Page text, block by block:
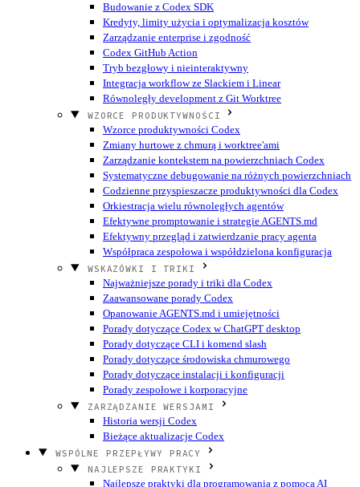
Budowanie z Codex SDK
Kredyty, limity użycia i optymalizacja kosztów
Zarządzanie enterprise i zgodność
Codex GitHub Action
Tryb bezgłowy i nieinteraktywny
Integracja workflow ze Slackiem i Linear
Równoległy development z Git Worktree
WZORCE PRODUKTYWNOŚCI
Wzorce produktywności Codex
Zmiany hurtowe z chmurą i worktree'ami
Zarządzanie kontekstem na powierzchniach Codex
Systematyczne debugowanie na różnych powierzchniach
Codzienne przyspieszacze produktywności dla Codex
Orkiestracja wielu równoległych agentów
Efektywne promptowanie i strategie AGENTS.md
Efektywny przegląd i zatwierdzanie pracy agenta
Współpraca zespołowa i współdzielona konfiguracja
WSKAZÓWKI I TRIKI
Najważniejsze porady i triki dla Codex
Zaawansowane porady Codex
Opanowanie AGENTS.md i umiejętności
Porady dotyczące Codex w ChatGPT desktop
Porady dotyczące CLI i komend slash
Porady dotyczące środowiska chmurowego
Porady dotyczące instalacji i konfiguracji
Porady zespołowe i korporacyjne
ZARZĄDZANIE WERSJAMI
Historia wersji Codex
Bieżące aktualizacje Codex
WSPÓLNE PRZEPŁYWY PRACY
NAJLEPSZE PRAKTYKI
Najlepsze praktyki dla programowania z pomocą AI